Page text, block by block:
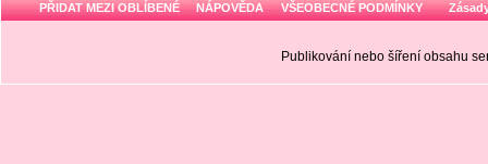
PŘIDAT MEZI OBLÍBENÉ NÁPOVĚDA VŠEOBECNÉ PODMÍNKY
Publikování nebo šíření obsahu